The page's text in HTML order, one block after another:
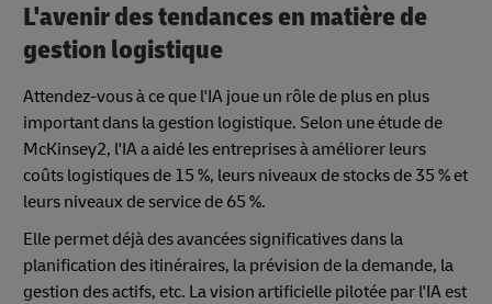
L'avenir des tendances en matière de
gestion logistique
Attendez-vous à ce que l'IA joue un rôle de plus en plus
important dans la gestion logistique. Selon une étude de
McKinsey2, l'IA a aidé les entreprises à améliorer leurs
coûts logistiques de 15 %, leurs niveaux de stocks de 35 % et
leurs niveaux de service de 65 %.
Elle permet déjà des avancées significatives dans la
planification des itinéraires, la prévision de la demande, la
gestion des actifs, etc. La vision artificielle pilotée par l'IA est